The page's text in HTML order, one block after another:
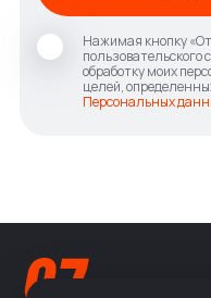
Нажимая кнопку
пользовательского
обработку моих
целей,
Персональных